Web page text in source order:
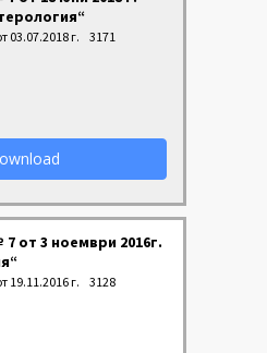
03.07.2018 г.
3171
от 3 ноември 2016г.
19.11.2016 г.
3128